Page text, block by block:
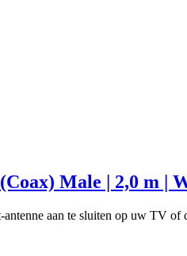
Male | 2,0 m |
aan te sluiten op uw TV of